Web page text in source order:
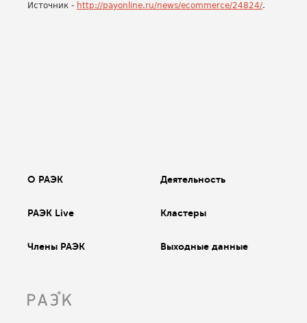
Источник - http://payonline.ru/news/ecommerce/24824/.
О РАЭК Деятельность
РАЭК Live Кластеры
Члены РАЭК Выходные данные